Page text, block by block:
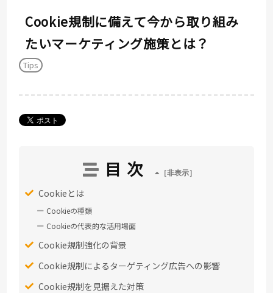
Cookie規制に備えて今から取り組み
たいマーケティング施策とは？
Tips
目次
Cookieとは
Cookieの種類
Cookieの代表的な活用場面
Cookie規制強化の背景
Cookie規制によるターゲティング広告への影響
Cookie規制を見据えた対策